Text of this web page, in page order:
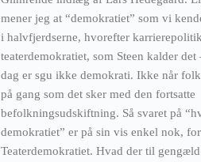
mener jeg at “demokratiet” som vi
i halvfjerdserne, hvorefter
teaterdemokratiet, som Steen kalder
dag er sgu ikke demokrati. Ikke når
på gang som det sker med den fortsatte
befolkningsudskiftning. Så svaret på
demokratiet” er på sin vis enkel nok,
Teaterdemokratiet. Hvad der til